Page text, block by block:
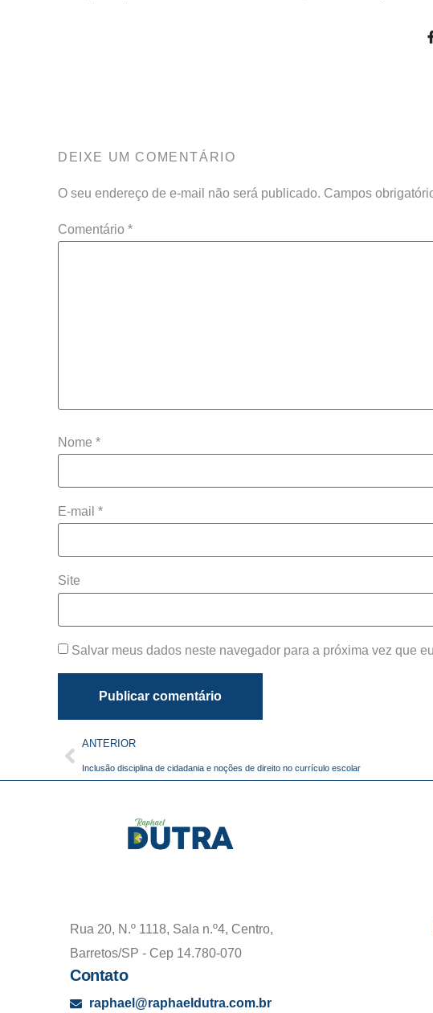
DEIXE UM COMENTÁRIO
O seu endereço de e-mail não será publicado. Campos
Comentário *
Nome *
E-mail *
Site
Salvar meus dados neste navegador para a próxima vez que
ANTERIOR
Inclusão disciplina de cidadania e noções de direito no currículo escolar
Rua 20, N.º 1118, Sala n.º4, Centro,
Barretos/SP - Cep 14.780-070
Contato
raphael@raphaeldutra.com.br